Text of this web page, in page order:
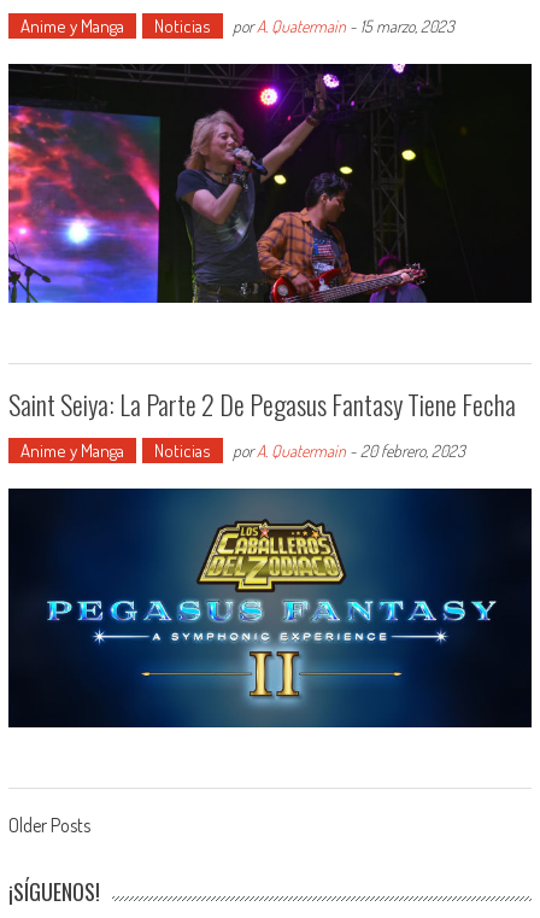
Anime y Manga Noticias porA. Quatermain- 15 marzo, 2023
Saint Seiya: La Parte 2 De Pegasus Fantasy Tiene Fecha
Anime y Manga Noticias porA. Quatermain- 20 febrero, 2023
Navegación de entradas
Older Posts
¡SÍGUENOS!